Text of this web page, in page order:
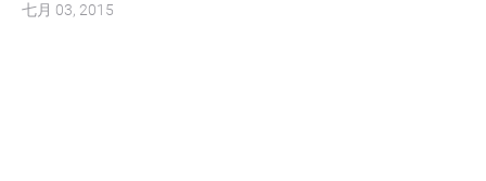
七月 03, 2015